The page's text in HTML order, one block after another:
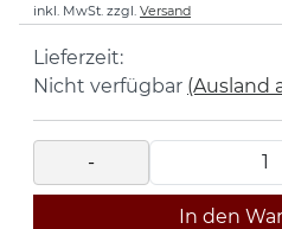
inkl. MwSt. zzgl. Versand
Lieferzeit:
Nicht verfügbar (Ausland
-
In den